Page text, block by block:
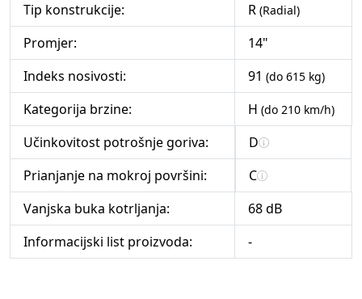
Tip konstrukcije: R (Radial)
Promjer:
14"
Indeks nosivosti:
91 (do 615 kg)
Kategorija brzine: H (do 210 km/h)
Učinkovitost potrošnje goriva:
D
Prianjanje na mokroj površini:
C
Vanjska buka kotrljanja:
68 dB
Informacijski list proizvoda:
-